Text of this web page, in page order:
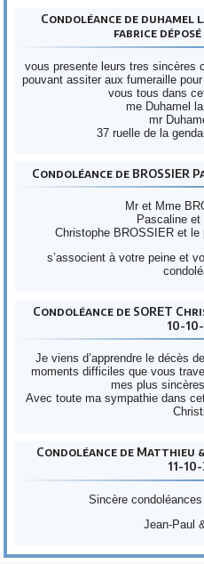
Condoléance de duhamel
fabrice déposé
vous presente leurs tres sincères
pouvant assiter aux fumeraille
vous tous dans
me Duhamel
mr
37 ruelle de la
Condoléance de BROSSIER
Mr et Mme
Pascaline
Christophe BROSSIER et le
s’associent à votre peine et
Condoléance de SORET
10-
Je viens d’apprendre le décès
moments difficiles que vous
mes plus
Avec toute ma sympathie dans
Condoléance de Matthieu &
11-
Sincère
Jean-Paul